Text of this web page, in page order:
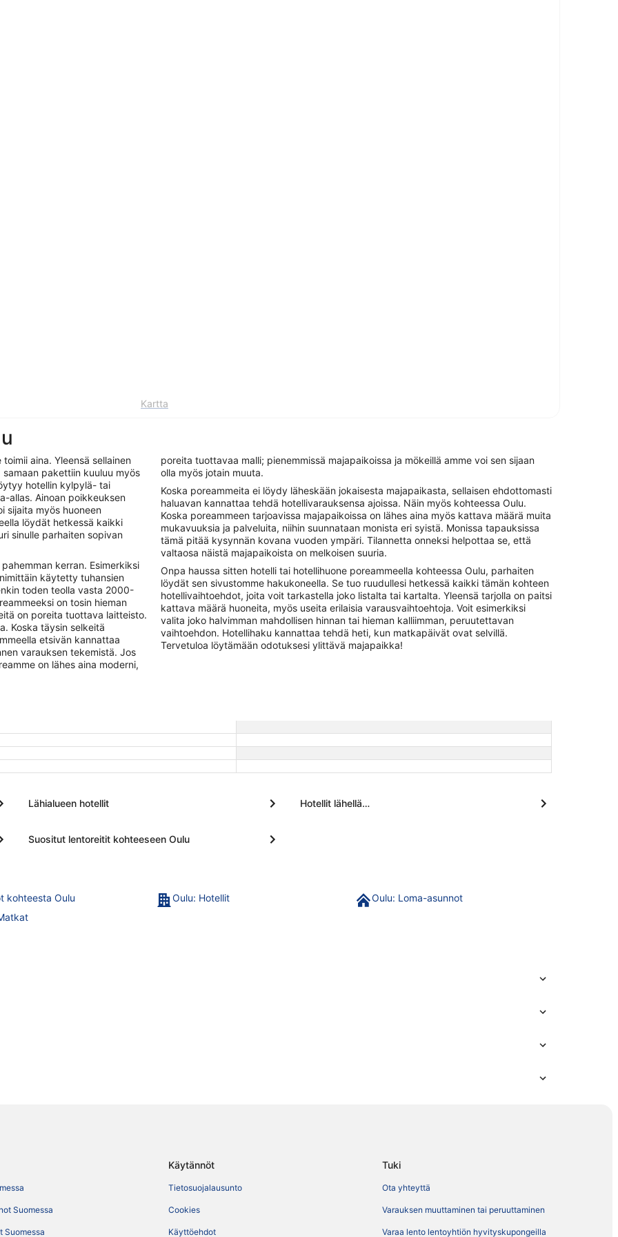
Kartta
aina. Yleensä sellainen
pakettiin kuuluu myös
hotellin kylpylä- tai
allas. Ainoan poikkeuksen
sijaita myös huoneen
löydät hetkessä kaikki
sinulle parhaiten sopivan
kerran. Esimerkiksi
käytetty tuhansien
toden teolla vasta 2000-
on tosin hieman
on poreita tuottava laitteisto.
Koska täysin selkeitä
etsivän kannattaa
varauksen tekemistä. Jos
on lähes aina moderni,
poreita tuottavaa malli; pienemmissä majapaikoissa ja mökeillä amme voi sen sijaan
olla myös jotain muuta.
Koska poreammeita ei löydy läheskään jokaisesta majapaikasta, sellaisen ehdottomasti
haluavan kannattaa tehdä hotellivarauksensa ajoissa. Näin myös kohteessa Oulu.
Koska poreammeen tarjoavissa majapaikoissa on lähes aina myös kattava määrä muita
mukavuuksia ja palveluita, niihin suunnataan monista eri syistä. Monissa tapauksissa
tämä pitää kysynnän kovana vuoden ympäri. Tilannetta onneksi helpottaa se, että
valtaosa näistä majapaikoista on melkoisen suuria.
Onpa haussa sitten hotelli tai hotellihuone poreammeella kohteessa Oulu, parhaiten
löydät sen sivustomme hakukoneella. Se tuo ruudullesi hetkessä kaikki tämän kohteen
hotellivaihtoehdot, joita voit tarkastella joko listalta tai kartalta. Yleensä tarjolla on paitsi
kattava määrä huoneita, myös useita erilaisia varausvaihtoehtoja. Voit esimerkiksi
valita joko halvimman mahdollisen hinnan tai hieman kalliimman, peruutettavan
vaihtoehdon. Hotellihaku kannattaa tehdä heti, kun matkapäivät ovat selvillä.
Tervetuloa löytämään odotuksesi ylittävä majapaikka!
Lähialueen hotellit Hotellit lähellä…
Suositut lentoreitit kohteeseen Oulu
kohteesta Oulu Oulu: Hotellit
Oulu: Loma-asunnot
Suomessa
Suomessa
Käytännöt
Tietosuojalausunto
Cookies
Käyttöehdot
Tuki
Ota yhteyttä
Varauksen muuttaminen tai peruuttaminen
Varaa lento lentoyhtiön hyvityskupongeilla